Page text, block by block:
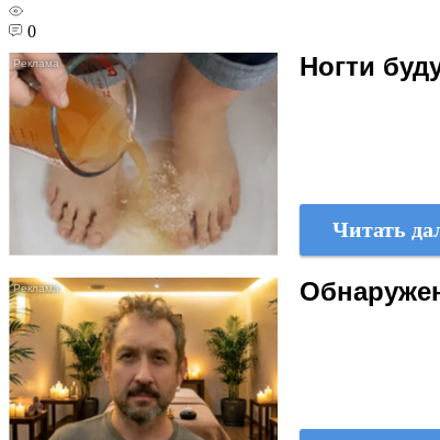
0
Ногти
Читать